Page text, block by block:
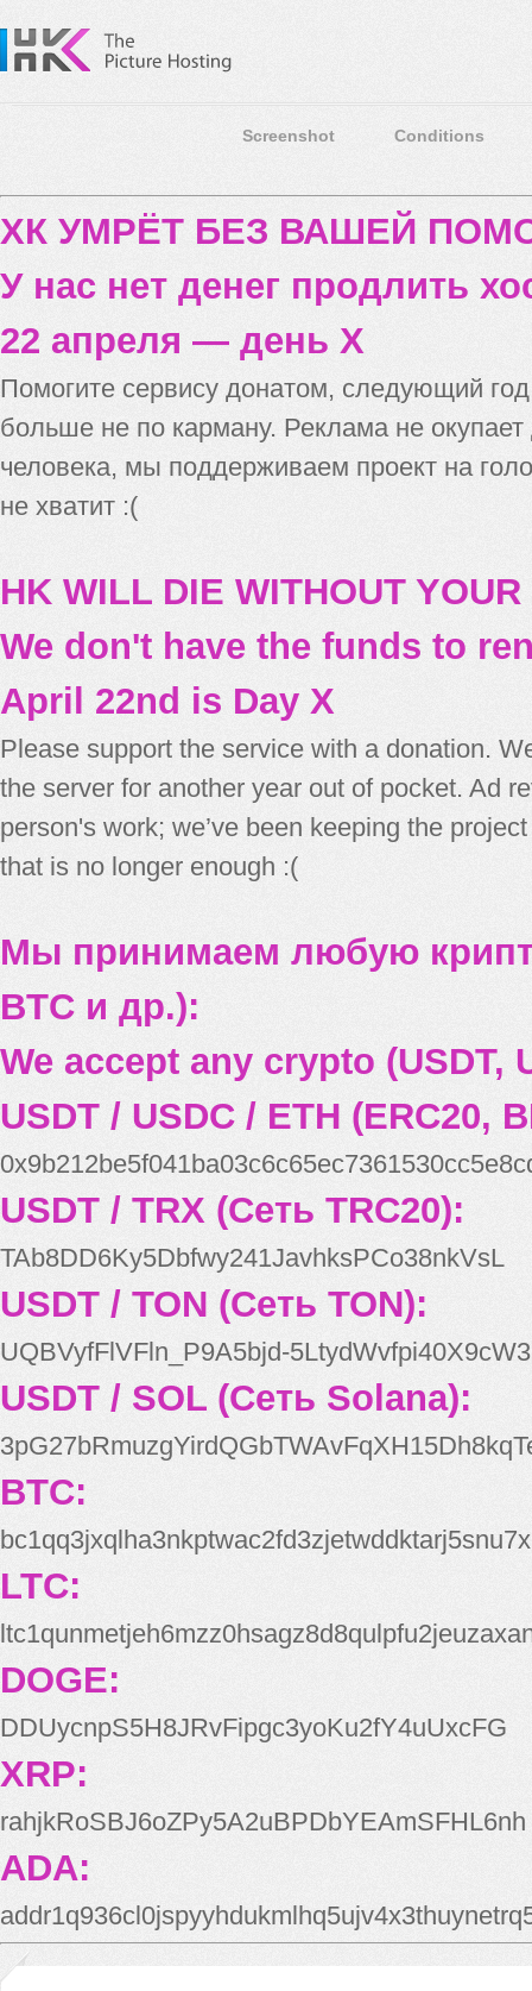
Screenshot Conditions
ХК УМРЁТ БЕЗ ВАШЕЙ
У нас нет денег продлить
22 апреля — день X
Помогите сервису донатом, следующий
больше не по карману. Реклама не
человека, мы поддерживаем проект на
не хватит :(
HK WILL DIE WITHOUT
We don't have the funds to
April 22nd is Day X
Please support the service with a donation.
the server for another year out of pocket. Ad
person's work; we’ve been keeping the
that is no longer enough :(
Мы принимаем любую
BTC и др.):
We accept any crypto (USDT,
USDT / USDC / ETH (ERC20,
USDT / TRX (Сеть TRC20):
TAb8DD6Ky5Dbfwy241JavhksPCo38nkVsL
USDT / TON (Сеть TON):
UQBVyfFlVFln_P9A5bjd-
USDT / SOL (Сеть Solana):
BTC:
bc1qq3jxqlha3nkptwac2fd3zjetwddktarj5snu7x
LTC:
DOGE:
DDUycnpS5H8JRvFipgc3yoKu2fY4uUxcFG
XRP:
rahjkRoSBJ6oZPy5A2uBPDbYEAmSFHL6nh
ADA: